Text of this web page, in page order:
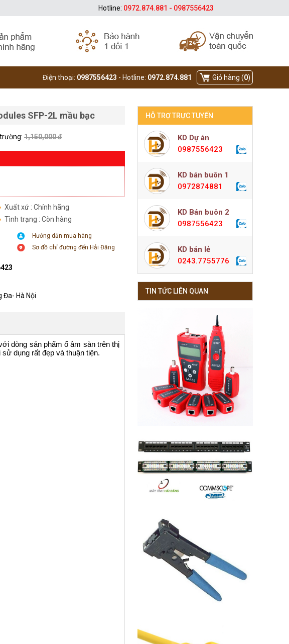
Giỏ hàng (0)
Điện thoại: 0987556423 - Hotline: 0972.874.881
SFP-2L mầu bạc
1,150,000 đ
Xuất xứ : Chính hãng
Tình trạng : Còn hàng
Hướng dẫn mua hàng
Sơ đồ chỉ đường đến Hải Đăng
Đa- Hà Nội
dòng sản phẩm ổ âm sàn trên thị
dụng rất đẹp và thuận tiện.
HỖ TRỢ TRỰC TUYẾN
KD Dự án
0987556423
KD bán buôn 1
0972874881
KD Bán buôn 2
0987556423
KD bán lẻ
0243.7755776
TIN TỨC LIÊN QUAN
Hotline: 0972.874.881 - 0987556423